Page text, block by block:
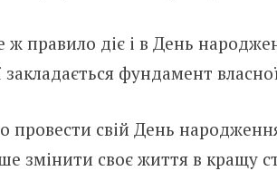
ж правило діє і в День
фундамент
провести свій День
змінити своє життя в кращу